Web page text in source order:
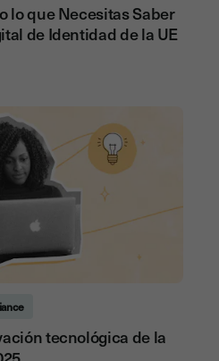
lo que Necesitas Saber
de Identidad de la UE
tecnológica de la